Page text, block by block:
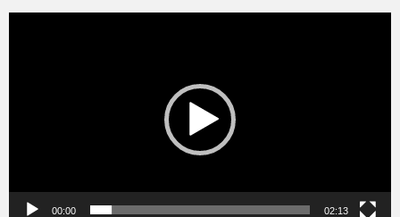
00:00 02:13